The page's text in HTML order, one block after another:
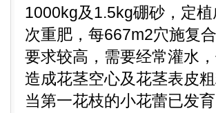
1000kg及1.5kg硼砂，定
次重肥，每667m2穴施复
要求较高，需要经常灌水
造成花茎空心及花茎表皮
当第一花枝的小花蕾已发